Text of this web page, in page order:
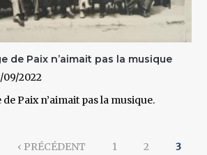
de Paix n’aimait pas la musique
09/2022
Paix n’aimait pas la musique.
‹ PRÉCÉDENT 1 2
3